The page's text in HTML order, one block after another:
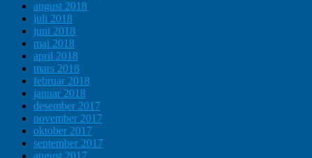
august 2018
juli 2018
juni 2018
mai 2018
april 2018
mars 2018
februar 2018
januar 2018
desember 2017
november 2017
oktober 2017
september 2017
august 2017